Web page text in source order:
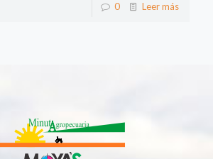
0 Leer más